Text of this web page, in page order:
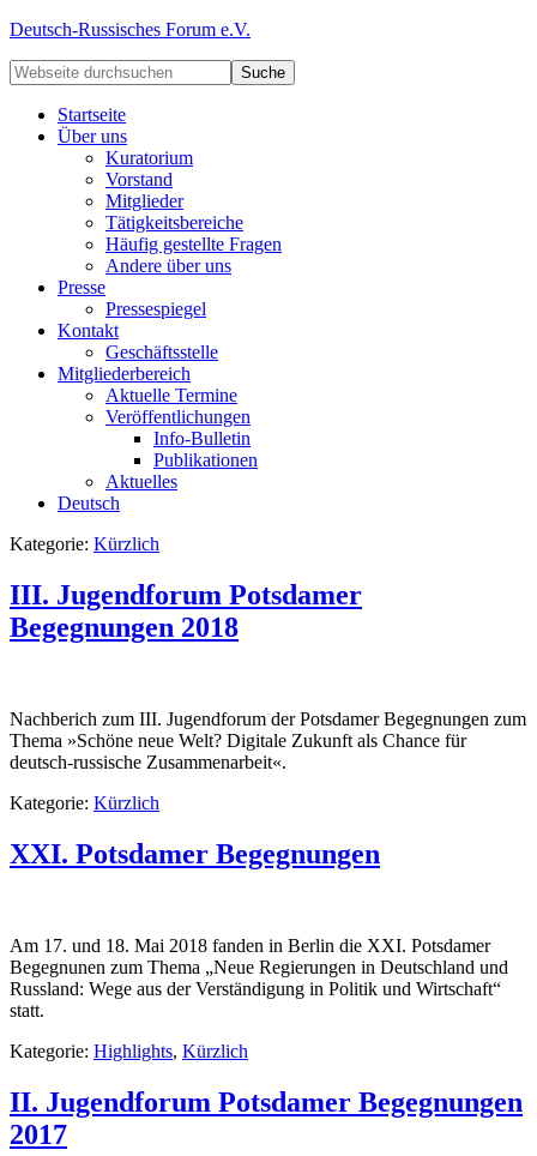
Deutsch-Russisches Forum e.V.
Startseite
Über uns
Kuratorium
Vorstand
Mitglieder
Tätigkeitsbereiche
Häufig gestellte Fragen
Andere über uns
Presse
Pressespiegel
Kontakt
Geschäftsstelle
Mitgliederbereich
Aktuelle Termine
Veröffentlichungen
Info-Bulletin
Publikationen
Aktuelles
Deutsch
Kategorie: Kürzlich
III. Jugendforum Potsdamer
Begegnungen 2018
Nachberich zum III. Jugendforum der Potsdamer Begegnungen zum
Thema »Schöne neue Welt? Digitale Zukunft als Chance für
deutsch-russische Zusammenarbeit«.
Kategorie: Kürzlich
XXI. Potsdamer Begegnungen
Am 17. und 18. Mai 2018 fanden in Berlin die XXI. Potsdamer
Begegnunen zum Thema „Neue Regierungen in Deutschland und
Russland: Wege aus der Verständigung in Politik und Wirtschaft“
statt.
Kategorie: Highlights, Kürzlich
II. Jugendforum Potsdamer Begegnungen
2017